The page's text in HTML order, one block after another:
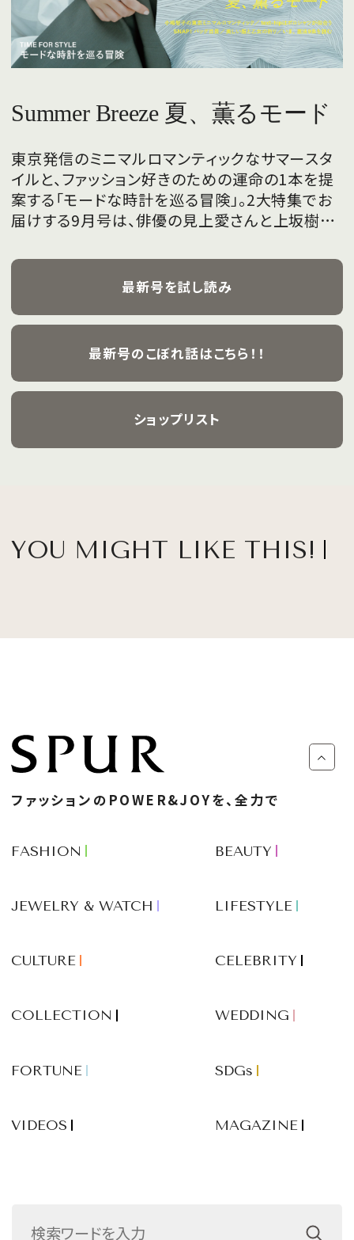
Summer Breeze 夏、薫るモード
東京発信のミニマルロマンティックなサマースタ
イルと、ファッション好きのための運命の1本を提
案する「モードな時計を巡る冒険」。2大特集でお
届けする9月号は、俳優の見上愛さんと上坂樹里
飾ります。
最新号を試し読み
最新号のこぼれ話はこちら！！
ショップリスト
YOU MIGHT LIKE THIS!
ファッションのPOWER&JOYを、全力で
FASHION BEAUTY
JEWELRY & WATCH LIFESTYLE
CULTURE CELEBRITY
COLLECTION WEDDING
FORTUNE SDGs
VIDEOS MAGAZINE